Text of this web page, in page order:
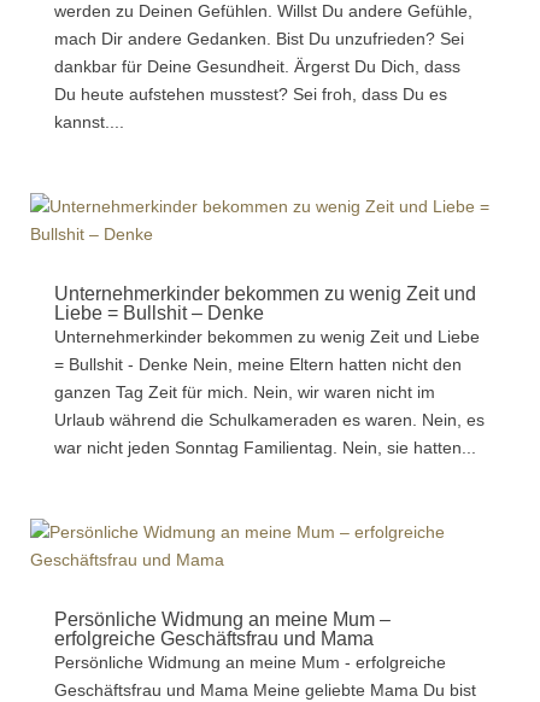
werden zu Deinen Gefühlen. Willst Du andere Gefühle,
mach Dir andere Gedanken. Bist Du unzufrieden? Sei
dankbar für Deine Gesundheit. Ärgerst Du Dich, dass
Du heute aufstehen musstest? Sei froh, dass Du es
kannst....
Unternehmerkinder bekommen zu wenig Zeit und
Liebe = Bullshit – Denke
Unternehmerkinder bekommen zu wenig Zeit und Liebe
= Bullshit - Denke Nein, meine Eltern hatten nicht den
ganzen Tag Zeit für mich. Nein, wir waren nicht im
Urlaub während die Schulkameraden es waren. Nein, es
war nicht jeden Sonntag Familientag. Nein, sie hatten...
Persönliche Widmung an meine Mum –
erfolgreiche Geschäftsfrau und Mama
Persönliche Widmung an meine Mum - erfolgreiche
Geschäftsfrau und Mama Meine geliebte Mama Du bist